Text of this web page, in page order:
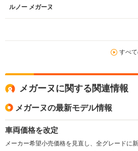
ルノー メガーヌ
すべ
メガーヌに関する関連情報
メガーヌの最新モデル情報
車両価格を改定